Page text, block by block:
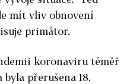
mít vliv obnovení
primátor.
koronaviru téměř
přerušena 18.